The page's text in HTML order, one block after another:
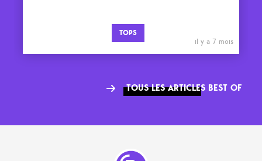
TOPS
il y a 7 mois
TOUS LES ARTICLES BEST OF